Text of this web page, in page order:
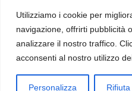
Utilizziamo i cookie per
navigazione, offrirti pubblicità
analizzare il nostro traffico.
acconsenti al nostro utilizzo
Personalizza
TERMINI D’USOCONTATTI
ULTIMO ESERCIZIO
© 2026 Maisha Marefu ETS.
and